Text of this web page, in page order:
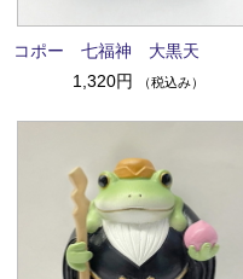
コポー 七福神 大黒天
1,320円
（税込み）